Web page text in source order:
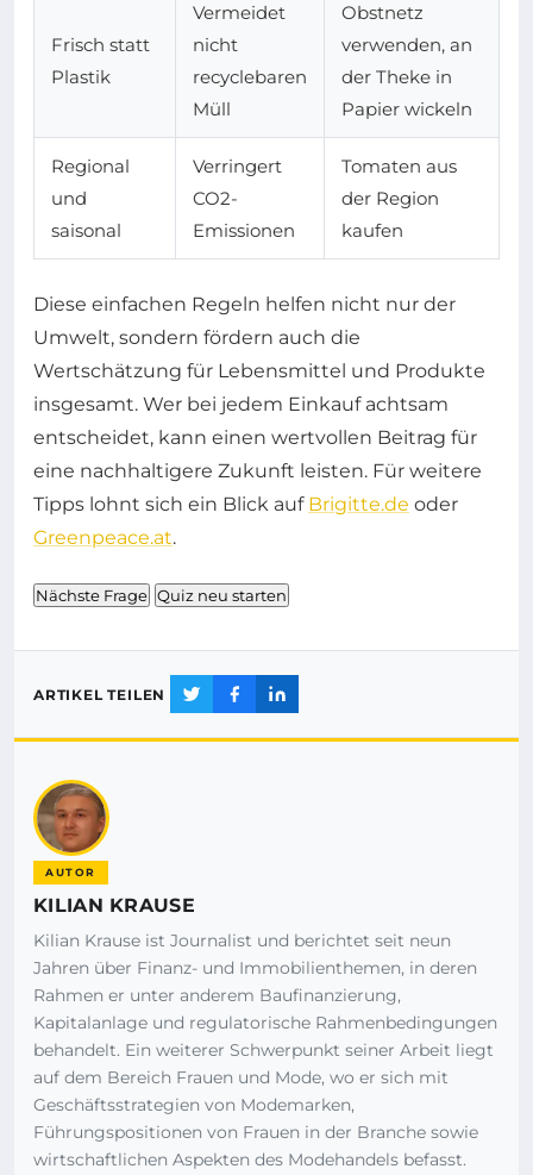
Frisch statt
Plastik
Vermeidet
nicht
recyclebaren
Müll
Obstnetz
verwenden, an
der Theke in
Papier wickeln
Regional
und
saisonal
Verringert
CO2-
Emissionen
Tomaten aus
der Region
kaufen
Diese einfachen Regeln helfen nicht nur der
Umwelt, sondern fördern auch die
Wertschätzung für Lebensmittel und Produkte
insgesamt. Wer bei jedem Einkauf achtsam
entscheidet, kann einen wertvollen Beitrag für
eine nachhaltigere Zukunft leisten. Für weitere
Tipps lohnt sich ein Blick auf Brigitte.de oder
Greenpeace.at.
Nächste Frage Quiz neu starten
ARTIKEL TEILEN
AUTOR
KILIAN KRAUSE
Kilian Krause ist Journalist und berichtet seit neun
Jahren über Finanz- und Immobilienthemen, in deren
Rahmen er unter anderem Baufinanzierung,
Kapitalanlage und regulatorische Rahmenbedingungen
behandelt. Ein weiterer Schwerpunkt seiner Arbeit liegt
auf dem Bereich Frauen und Mode, wo er sich mit
Geschäftsstrategien von Modemarken,
Führungspositionen von Frauen in der Branche sowie
wirtschaftlichen Aspekten des Modehandels befasst.